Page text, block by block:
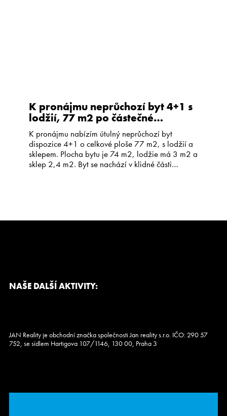
K pronájmu neprůchozí byt 4+1 s
lodžií, 77 m2 po částečné
rekonstrukci, v klidné části
Jindřichova Hradce
K pronájmu nabízím útulný neprůchozí byt
dispozice 4+1 o celkové ploše 77 m2, s lodžií a
sklepem. Plocha bytu je 74 m2, lodžie má 3 m2 a
sklep 2,4 m2. Byt se nachází v klidné části
NAŠE DALŠÍ AKTIVITY:
JAN Reality je obchodní značka společnosti Jan reality s.r.o. IČO: 290 57
752, se sídlem Hartigova 107/1146, 130 00, Praha 3